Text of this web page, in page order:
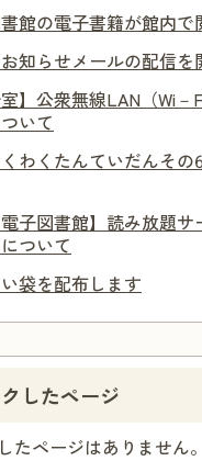
館の電子書籍が館内で
知らせメールの配信を
室】公衆無線LAN（Wi
いて
くわくたんていだんそ
電子図書館】読み放題
ついて
袋を配布します
したページ
たページはありません。